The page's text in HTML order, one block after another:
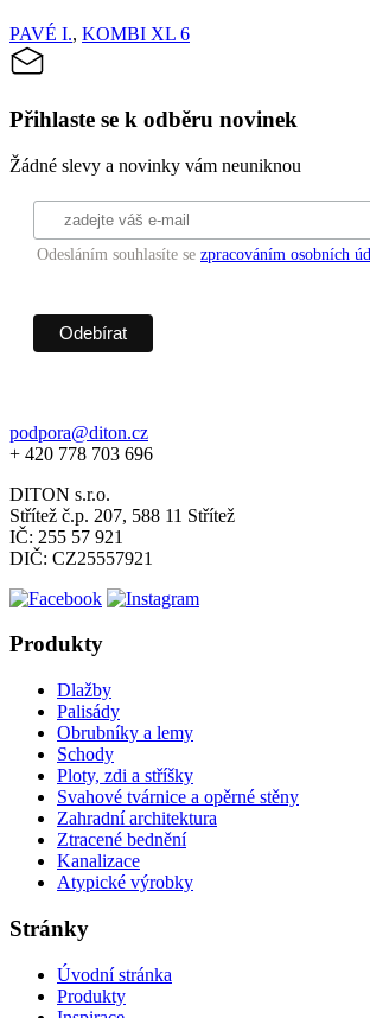
PAVÉ I., KOMBI XL 6
Přihlaste se k odběru novinek
Žádné slevy a novinky vám neuniknou
Odesláním souhlasíte se zpracováním osobních
podpora@diton.cz
+ 420 778 703 696
DITON s.r.o.
Střítež č.p. 207, 588 11 Střítež
IČ: 255 57 921
DIČ: CZ25557921
Produkty
Dlažby
Palisády
Obrubníky a lemy
Schody
Ploty, zdi a stříšky
Svahové tvárnice a opěrné stěny
Zahradní architektura
Ztracené bednění
Kanalizace
Atypické výrobky
Stránky
Úvodní stránka
Produkty